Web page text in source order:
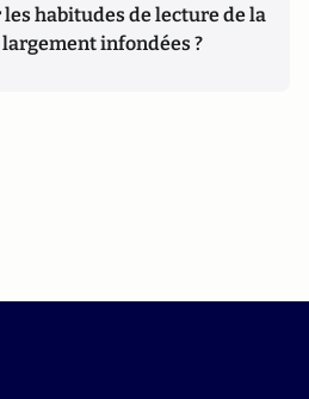
habitudes de lecture de la
infondées ?